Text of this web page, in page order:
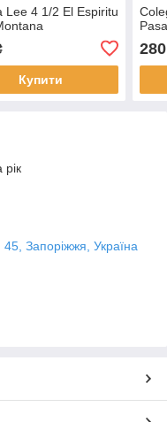
Lee 4 1/2 El Espiritu
Купити
280
рік
Запоріжжя, Україна